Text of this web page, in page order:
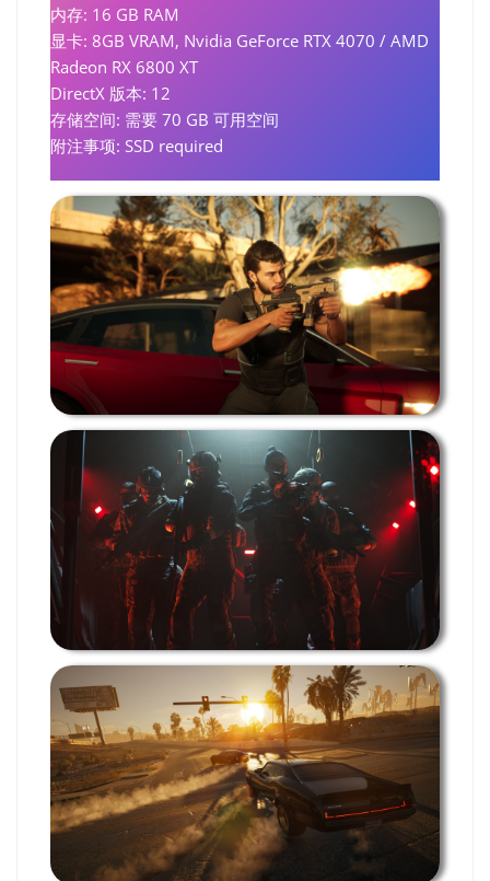
内存: 16 GB RAM
显卡: 8GB VRAM, Nvidia GeForce RTX 4070 / AMD
Radeon RX 6800 XT
DirectX 版本: 12
存储空间: 需要 70 GB 可用空间
附注事项: SSD required